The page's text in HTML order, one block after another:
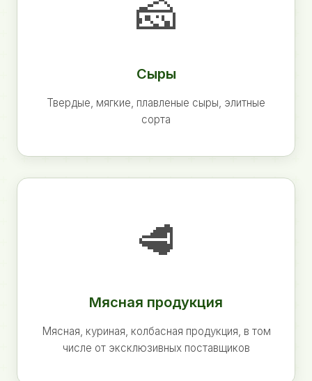
🧀
Сыры
Твердые, мягкие, плавленые сыры, элитные
сорта
🥩
Мясная продукция
Мясная, куриная, колбасная продукция, в том
числе от эксклюзивных поставщиков